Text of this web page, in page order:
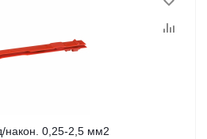
након. 0,25-2,5 мм2